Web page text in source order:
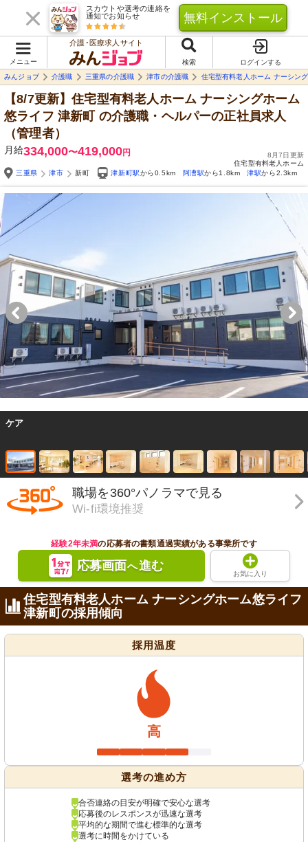
スカウトや選考の連絡を
通知でお知らせ
無料インストール
メニュー
介護･医療求人サイト
検索
ログインする
みんジョブ
介護職 三重県の介護職 津市の介護職 住宅型有料老人ホーム ナーシン
【8/7更新】住宅型有料老人ホーム ナーシングホーム
悠ライフ 津新町の介護職・ヘルパーの正社員求人
（管理者）
月給334,000〜419,000円
8月7日更新
住宅型有料老人ホーム
三重県
津市 新町 津新町駅から0.5km 阿漕駅から1.8km 津駅から2.3km
ケア
職場を360°パノラマで見る
Wi-fi環境推奨
経験2年未満の応募者の書類通過実績がある事業所です
応募画面へ進む
お気に入り
住宅型有料老人ホーム ナーシングホーム悠ライフ
津新町の採用傾向
採用温度
高
選考の進め方
合否連絡の目安が明確で安心な選考
応募後のレスポンスが迅速な選考
平均的な期間で進む標準的な選考
選考に時間をかけている